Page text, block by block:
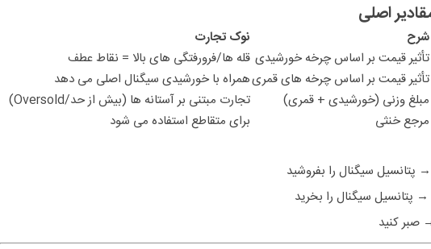
شرح
نوک تجارت
تأثیر قیمت بر اساس چرخه خورشیدی قله ها/فرورفتگی های بالا = نقاط عطف
تأثیر قیمت بر اساس چرخه های قمریهمراه با خورشیدی سیگنال اصلی می دهد
مبلغ وزنی (خورشیدی + قمری)
تجارت مبتنی بر آستانه ها (بیش از حد/Oversold)
مرجع خنثی
برای متقاطع استفاده می شود